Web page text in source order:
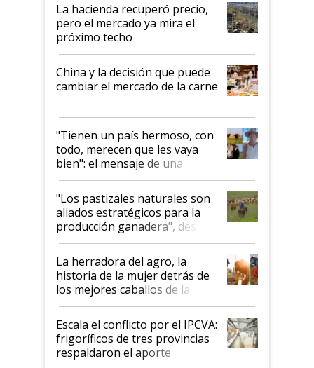
La hacienda recuperó precio,
pero el mercado ya mira el
próximo techo
China y la decisión que puede
cambiar el mercado de la carne
"Tienen un país hermoso, con
todo, merecen que les vaya
bien": el mensaje de una
ganadera uruguaya sobre las
oportunidades que se abren
para el agro en Argentina, con
foco en la carne
"Los pastizales naturales son
aliados estratégicos para la
producción ganadera", destaca
la iniciativa que ya reúne a 46
establecimientos en Argentina
La herradora del agro, la
historia de la mujer detrás de
los mejores caballos de la
Argentina y los mitos que
todavía hacen sufrir a estos
animales: "Mientras me
descalificaban, yo seguí
haciendo currículum"
Escala el conflicto por el IPCVA:
frigoríficos de tres provincias
respaldaron el aporte